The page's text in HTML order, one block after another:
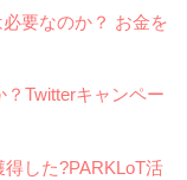
要なのか？ お金を
Twitterキャンペー
した?PARKLoT活